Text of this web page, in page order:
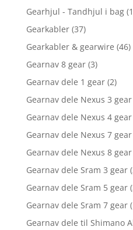
Gearhjul - Tandhjul i bag
Gearkabler (37)
Gearkabler & gearwire (46)
Gearnav 8 gear (3)
Gearnav dele 1 gear (2)
Gearnav dele Nexus 3 gear
Gearnav dele Nexus 4 gear
Gearnav dele Nexus 7 gear
Gearnav dele Nexus 8 gear
Gearnav dele Sram 3 gear
Gearnav dele Sram 5 gear
Gearnav dele Sram 7 gear
Gearnav dele til Shimano